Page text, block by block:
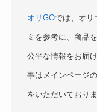
オリGOでは、オリ
ミを参考に、商品
公平な情報をお届
事はメインページの
をいただいておりま